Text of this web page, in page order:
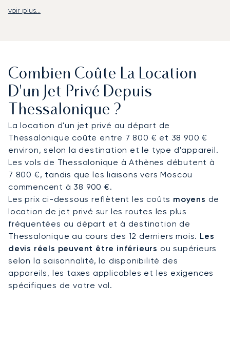
LunaJets organise des vols depuis et vers
Pour votre arrivée, des transferts peuvent être
organisés à l’avance vers le centre, la Marina
Aretsou ou les destinations côtières.
Nous organisons des vols vers la Grèce tout au
long de l’année et connaissons les périodes de
forte activité liées à la saison estivale et aux
événements professionnels. Notre équipe vous
accompagne dans l’organisation de votre vol vers
Thessalonique.
voir plus...
Combien Coûte La Location
D'un Jet Privé Depuis
Thessalonique ?
La location d'un jet privé au départ de
Thessalonique coûte entre 7 800 € et 38 900 €
environ, selon la destination et le type d'appareil.
Les vols de Thessalonique à Athènes débutent à
7 800 €, tandis que les liaisons vers Moscou
commencent à 38 900 €.
Les prix ci-dessous reflètent les coûts moyens de
location de jet privé sur les routes les plus
fréquentées au départ et à destination de
Thessalonique au cours des 12 derniers mois. Les
devis réels peuvent être inférieurs ou supérieurs
selon la saisonnalité, la disponibilité des
appareils, les taxes applicables et les exigences
spécifiques de votre vol.